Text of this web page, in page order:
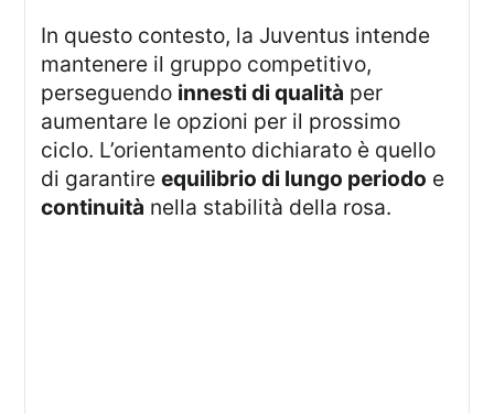
In questo contesto, la Juventus intende
mantenere il gruppo competitivo,
perseguendo innesti di qualità per
aumentare le opzioni per il prossimo
ciclo. L’orientamento dichiarato è quello
di garantireequilibrio di lungo periodo e
continuità nella stabilità della rosa.